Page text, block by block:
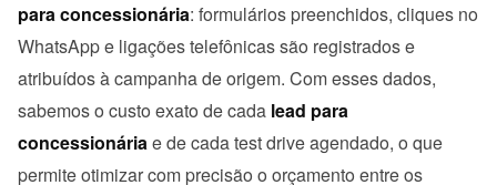
para concessionária: formulários preenchidos, cliques no
WhatsApp e ligações telefônicas são registrados e
atribuídos à campanha de origem. Com esses dados,
sabemos o custo exato de cada lead para
concessionáriae de cada test drive agendado, o que
permite otimizar com precisão o orçamento entre os